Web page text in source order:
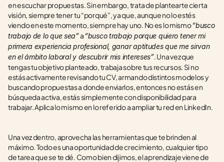
en escuchar propuestas. Sin embargo, trata de plantearte cierta
visión, siempre tener tu “porqué”, ya que, aunque no lo estés
viendo en este momento, siempre hay uno. No es lo mismo “busco
trabajo de lo que sea” a “busco trabajo porque quiero tener mi
primera experiencia profesional, ganar aptitudes que me sirvan
en el ámbito laboral y descubrir mis intereses”. Una vez que
tengas tu objetivo planteado, trabaja sobre tus recursos. Si no
estás activamente revisando tu CV, armando distintos modelos y
buscando propuestas a donde enviarlos, entonces no estás en
búsqueda activa, estás simplemente con disponibilidad para
trabajar. Aplica lo mismo en lo referido a ampliar tu red en LinkedIn.
Una vez dentro, aprovecha las herramientas que te brinden al
máximo. Todo es una oportunidad de crecimiento, cualquier tipo
de tarea que se te dé. Como bien dijimos, el aprendizaje viene de